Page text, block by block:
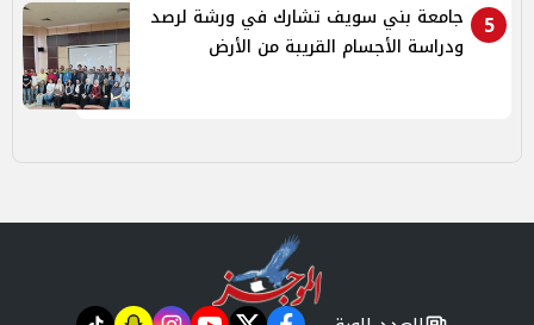
5
جامعة بني سويف تشارك في ورشة لرصد
ودراسة الأجسام القريبة من الأرض